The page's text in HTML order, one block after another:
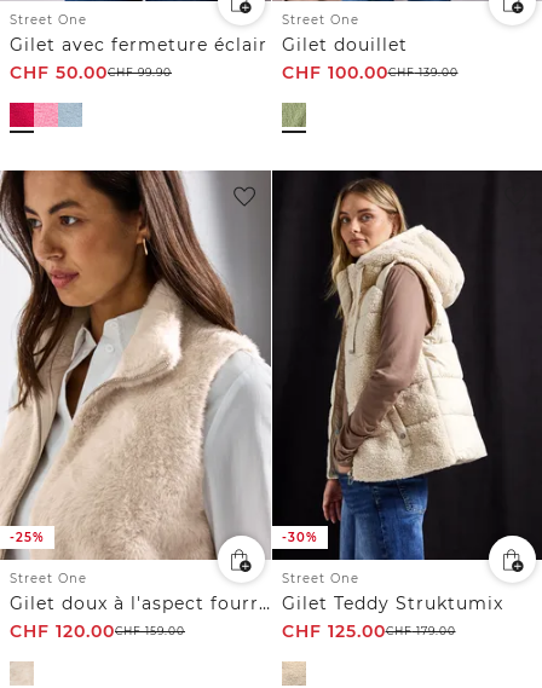
Street One
Gilet avec fermeture éclair
CHF 50.00CHF99.90
Street One
Gilet douillet
CHF 100.00CHF139.00
-25%
Street One
Gilet doux à l'aspect fourrure
CHF 120.00CHF159.00
-30%
Street One
Gilet Teddy Struktumix
CHF 125.00CHF179.00